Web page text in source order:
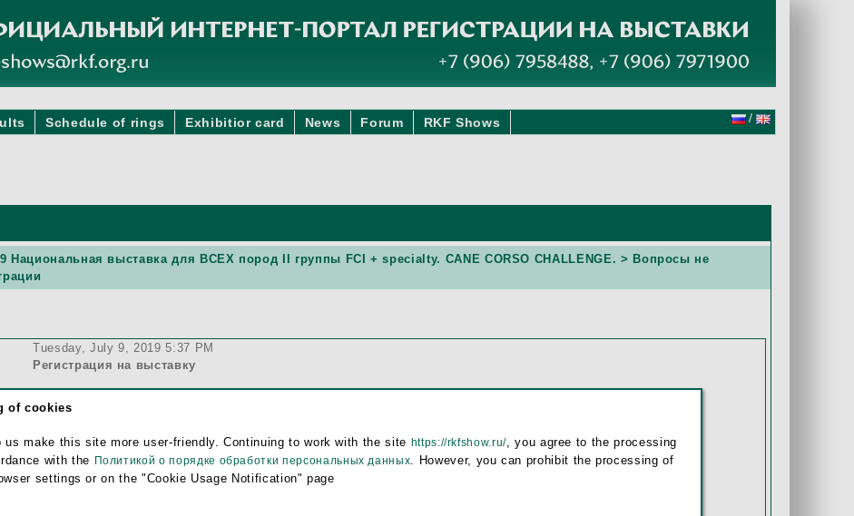
Schedule of rings Exhibitior card News Forum RKF Shows /
Национальная выставка для ВСЕХ пород II группы FCI + specialty. CANE CORSO CHALLENGE. > Вопросы не
Tuesday, July 9, 2019 5:37 PM
Регистрация на выставку
Добрый вечер. Подскажите пожалуйста номер на собаку будет получаться на выставке, или будет
формироватся карточка участника в личном кабинете? Спасибо.
of cookies
us make this site more user-friendly. Continuing to work with the site https://rkfshow.ru/, you agree to the processing
with the Политикой о порядке обработки персональных данных. However, you can prohibit the processing of
settings or on the "Cookie Usage Notification" page